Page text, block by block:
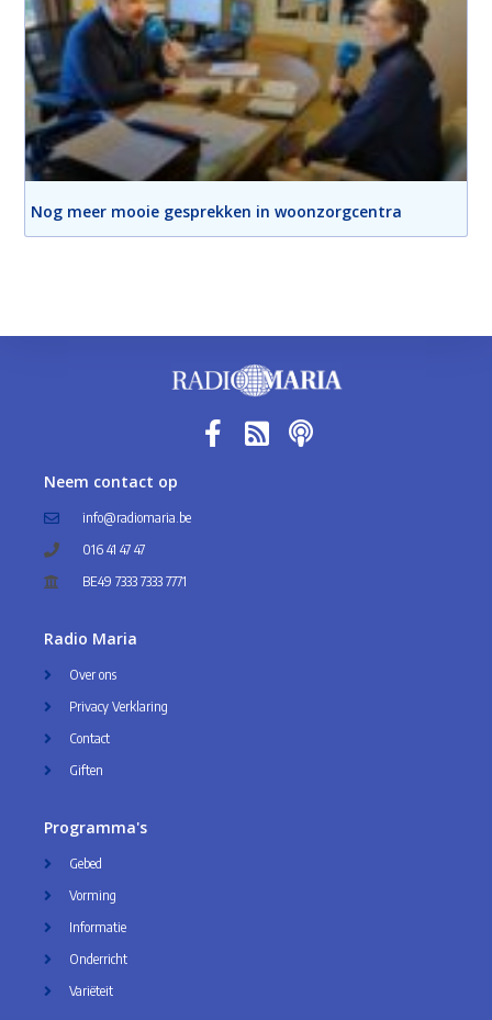
Nog meer mooie gesprekken in woonzorgcentra
Neem contact op
info@radiomaria.be
016 41 47 47
BE49 7333 7333 7771
Radio Maria
Over ons
Privacy Verklaring
Contact
Giften
Programma's
Gebed
Vorming
Informatie
Onderricht
Variëteit